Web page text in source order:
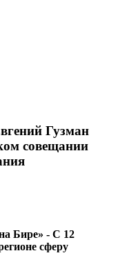
Гузман
совещании
Бире» - С 12
сферу